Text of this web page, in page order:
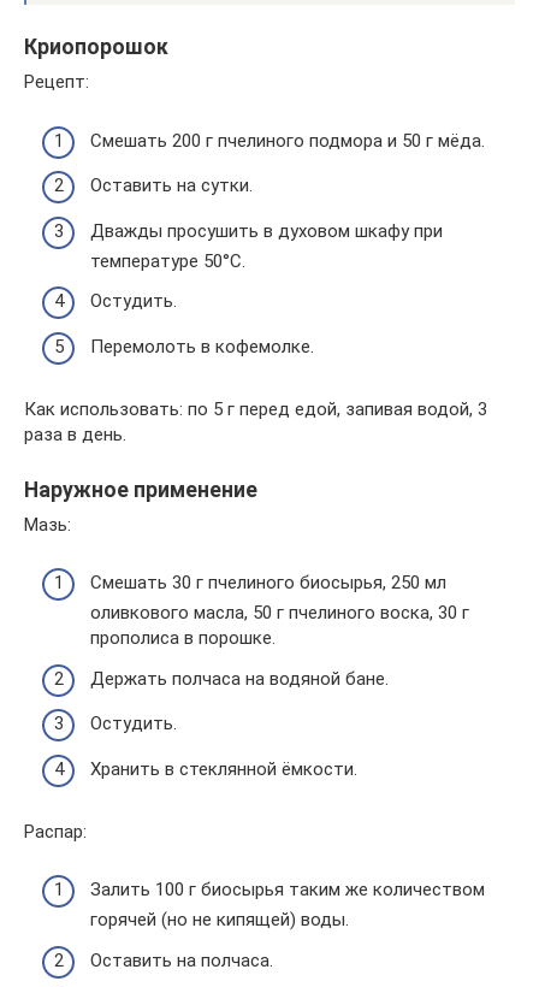
Криопорошок
Рецепт:
Смешать 200 г пчелиного подмора и 50 г мёда.
Оставить на сутки.
Дважды просушить в духовом шкафу при
температуре 50°С.
Остудить.
Перемолоть в кофемолке.
Как использовать: по 5 г перед едой, запивая водой, 3
раза в день.
Наружное применение
Мазь:
Смешать 30 г пчелиного биосырья, 250 мл
оливкового масла, 50 г пчелиного воска, 30 г
прополиса в порошке.
Держать полчаса на водяной бане.
Остудить.
Хранить в стеклянной ёмкости.
Распар:
Залить 100 г биосырья таким же количеством
горячей (но не кипящей) воды.
Оставить на полчаса.